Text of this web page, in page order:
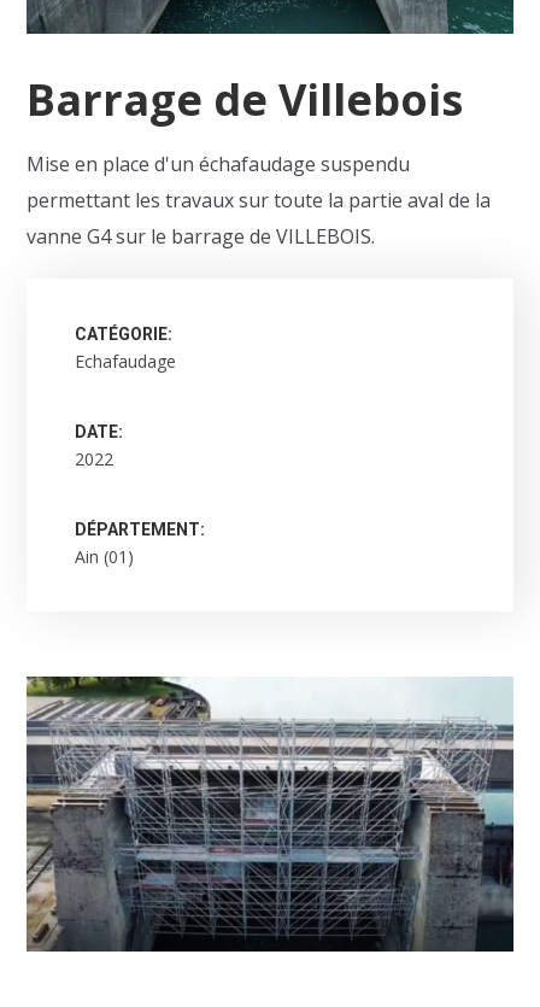
Barrage de Villebois
Mise en place d'un échafaudage suspendu
permettant les travaux sur toute la partie aval de la
vanne G4 sur le barrage de VILLEBOIS.
CATÉGORIE:
Echafaudage
DATE:
2022
DÉPARTEMENT:
Ain (01)